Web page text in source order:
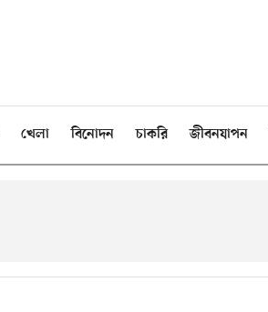
খেলা বিনোদন চাকরি জীবনযাপন